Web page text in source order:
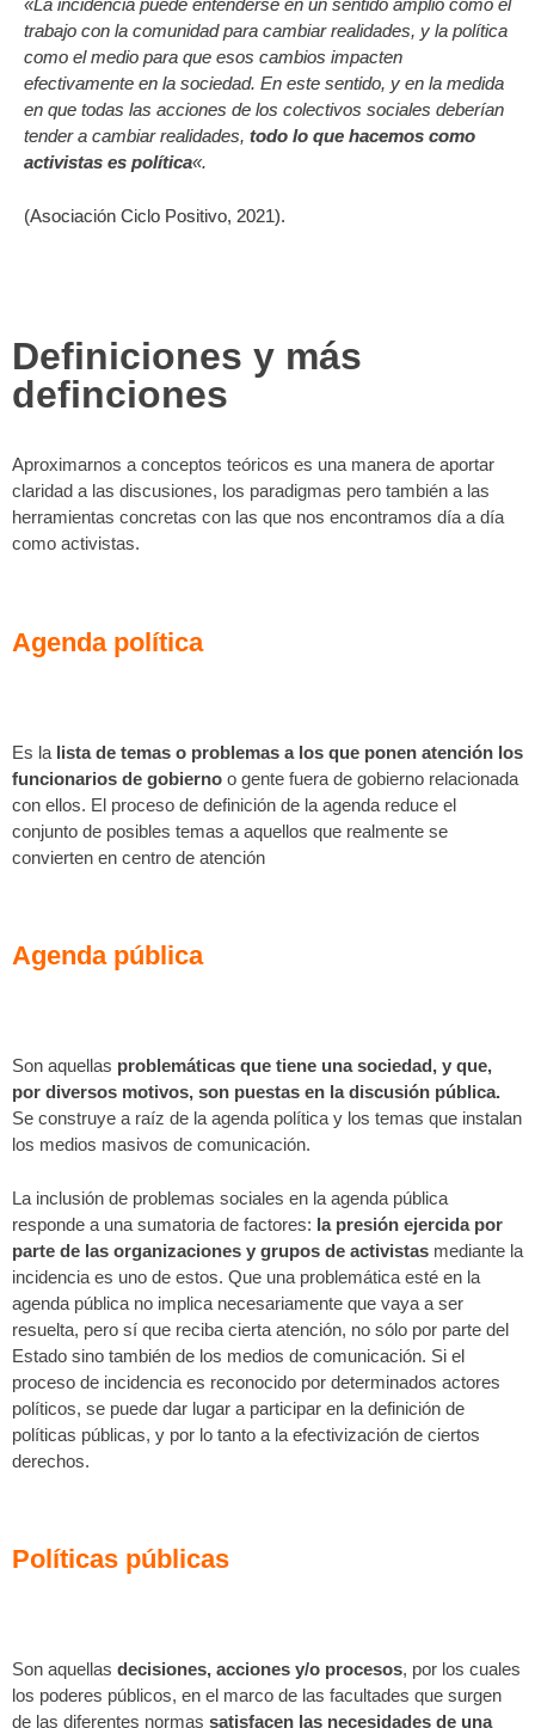
«La incidencia puede entenderse en un sentido amplio como el
trabajo con la comunidad para cambiar realidades, y la política
como el medio para que esos cambios impacten
efectivamente en la sociedad. En este sentido, y en la medida
en que todas las acciones de los colectivos sociales deberían
tender a cambiar realidades, todo lo que hacemos como
activistas es política«.
(Asociación Ciclo Positivo, 2021).
Definiciones y más
definciones
Aproximarnos a conceptos teóricos es una manera de aportar
claridad a las discusiones, los paradigmas pero también a las
herramientas concretas con las que nos encontramos día a día
como activistas.
Agenda política
Es la lista de temas o problemas a los que ponen atención los
funcionarios de gobierno o gente fuera de gobierno relacionada
con ellos. El proceso de definición de la agenda reduce el
conjunto de posibles temas a aquellos que realmente se
convierten en centro de atención
Agenda pública
Son aquellas problemáticas que tiene una sociedad, y que,
por diversos motivos, son puestas en la discusión pública.
Se construye a raíz de la agenda política y los temas que instalan
los medios masivos de comunicación.
La inclusión de problemas sociales en la agenda pública
responde a una sumatoria de factores: la presión ejercida por
parte de las organizaciones y grupos de activistas mediante la
incidencia es uno de estos. Que una problemática esté en la
agenda pública no implica necesariamente que vaya a ser
resuelta, pero sí que reciba cierta atención, no sólo por parte del
Estado sino también de los medios de comunicación. Si el
proceso de incidencia es reconocido por determinados actores
políticos, se puede dar lugar a participar en la definición de
políticas públicas, y por lo tanto a la efectivización de ciertos
derechos.
Políticas públicas
Son aquellas decisiones, acciones y/o procesos, por los cuales
los poderes públicos, en el marco de las facultades que surgen
de las diferentes normas satisfacen las necesidades de una